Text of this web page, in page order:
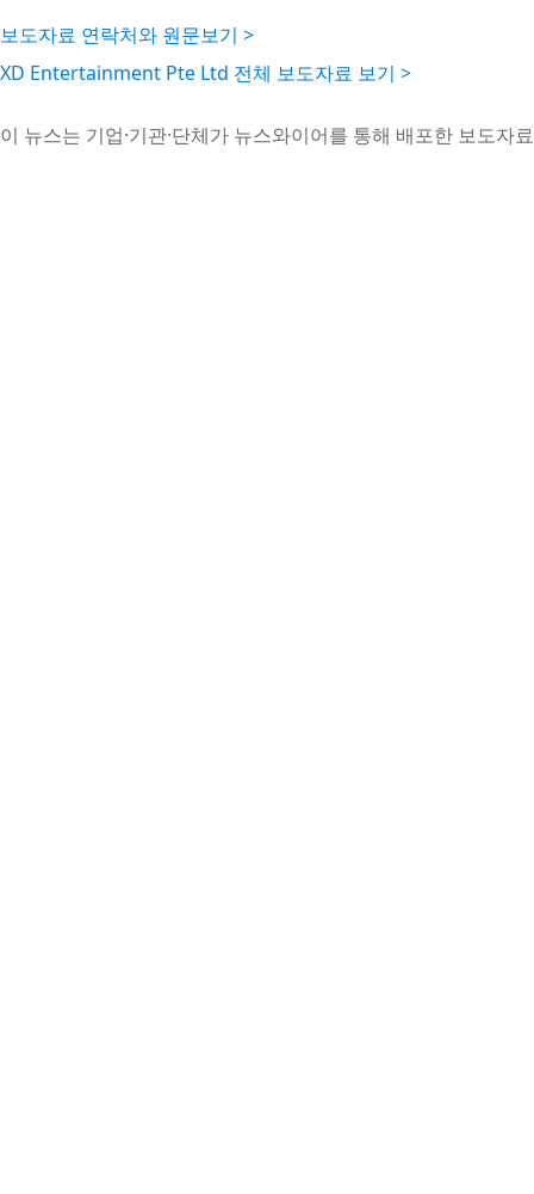
보도자료 연락처와 원문보기 >
XD Entertainment Pte Ltd 전체 보도자료 보기 >
이 뉴스는 기업·기관·단체가 뉴스와이어를 통해 배포한 보도자